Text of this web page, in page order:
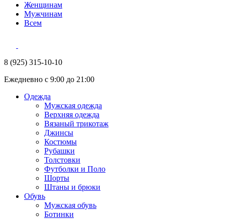
Женщинам
Мужчинам
Всем
8 (925) 315-10-10
Ежедневно с 9:00 до 21:00
Одежда
Мужская одежда
Верхняя одежда
Вязаный трикотаж
Джинсы
Костюмы
Рубашки
Толстовки
Футболки и Поло
Шорты
Штаны и брюки
Обувь
Мужская обувь
Ботинки